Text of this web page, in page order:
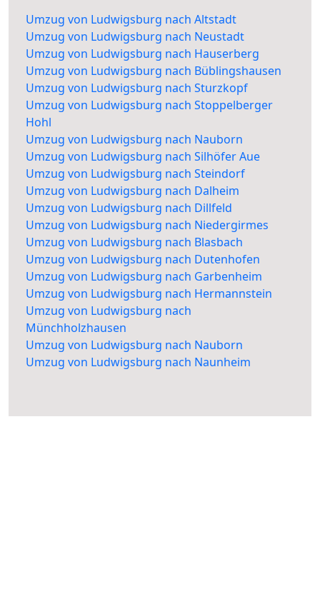
Umzug von Ludwigsburg nach Altstadt
Umzug von Ludwigsburg nach Neustadt
Umzug von Ludwigsburg nach Hauserberg
Umzug von Ludwigsburg nach Büblingshausen
Umzug von Ludwigsburg nach Sturzkopf
Umzug von Ludwigsburg nach Stoppelberger
Hohl
Umzug von Ludwigsburg nach Nauborn
Umzug von Ludwigsburg nach Silhöfer Aue
Umzug von Ludwigsburg nach Steindorf
Umzug von Ludwigsburg nach Dalheim
Umzug von Ludwigsburg nach Dillfeld
Umzug von Ludwigsburg nach Niedergirmes
Umzug von Ludwigsburg nach Blasbach
Umzug von Ludwigsburg nach Dutenhofen
Umzug von Ludwigsburg nach Garbenheim
Umzug von Ludwigsburg nach Hermannstein
Umzug von Ludwigsburg nach
Münchholzhausen
Umzug von Ludwigsburg nach Nauborn
Umzug von Ludwigsburg nach Naunheim